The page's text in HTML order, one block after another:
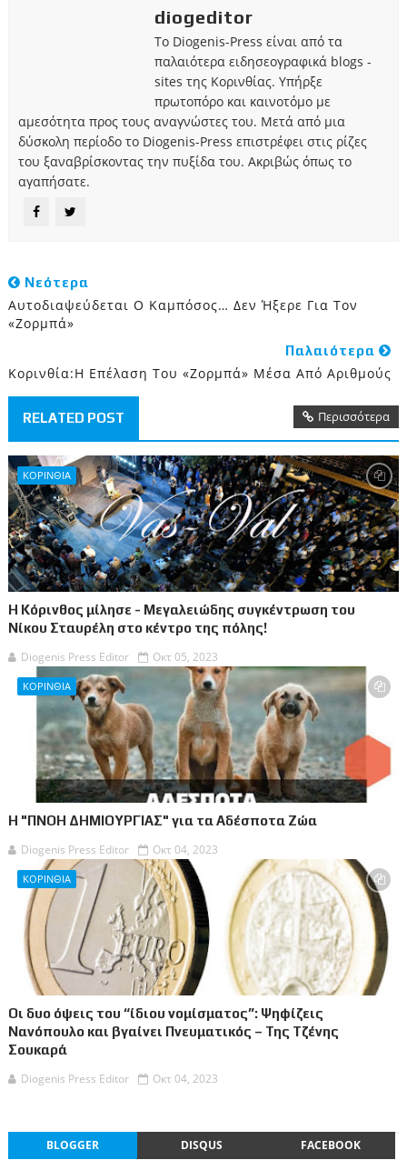
diogeditor
Το Diogenis-Press είναι από τα
παλαιότερα ειδησεογραφικά blogs -
sites της Κορινθίας. Υπήρξε
πρωτοπόρο και καινοτόμο με
αμεσότητα προς τους αναγνώστες του. Μετά από μια
δύσκολη περίοδο το Diogenis-Press επιστρέφει στις ρίζες
του ξαναβρίσκοντας την πυξίδα του. Ακριβώς όπως το
αγαπήσατε.
Νεότερα
Αυτοδιαψεύδεται Ο Καμπόσος… Δεν Ήξερε Για Τον
«Ζορμπά»
Παλαιότερα
Κορινθία:H Επέλαση Του «Ζορμπά» Μέσα Από Αριθμούς
RELATED POST Περισσότερα
ΚΟΡΙΝΘΙΑ
Η Κόρινθος μίλησε - Μεγαλειώδης συγκέντρωση του
Νίκου Σταυρέλη στο κέντρο της πόλης!
Diogenis Press Editor
Οκτ 05, 2023
ΚΟΡΙΝΘΙΑ
Η "ΠΝΟΗ ΔΗΜΙΟΥΡΓΙΑΣ" για τα Αδέσποτα Ζώα
Diogenis Press Editor
Οκτ 04, 2023
ΚΟΡΙΝΘΙΑ
Οι δυο όψεις του “ίδιου νομίσματος”: Ψηφίζεις
Νανόπουλο και βγαίνει Πνευματικός – Της Τζένης
Σουκαρά
Diogenis Press Editor
Οκτ 04, 2023
BLOGGER DISQUS FACEBOOK